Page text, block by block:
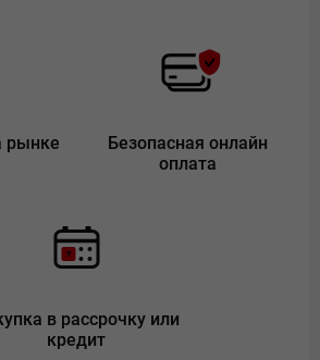
рынке
Безопасная онлайн
оплата
в рассрочку или
кредит